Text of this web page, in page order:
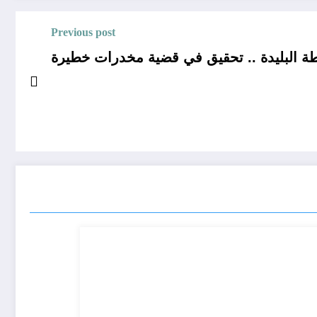
Previous post
تحقيق في قضية مخدرات خطيرة